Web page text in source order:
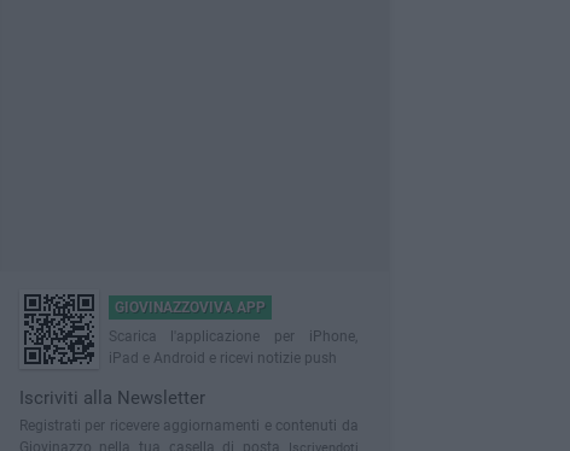
GIOVINAZZOVIVA APP
Scarica l'applicazione per iPhone,
iPad e Android e ricevi notizie push
Iscriviti alla Newsletter
Registrati per ricevere aggiornamenti e contenuti da
Giovinazzo nella tua casella di posta